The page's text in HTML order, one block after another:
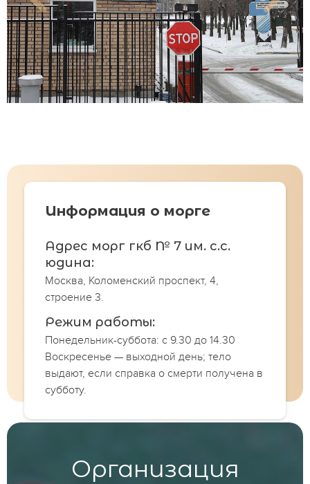
Информация о морге
Адрес морг гкб № 7 им. с.с.
юдина:
Москва, Коломенский проспект, 4,
строение 3.
Режим работы:
Понедельник-суббота: с 9.30 до 14.30
Воскресенье — выходной день; тело
выдают, если справка о смерти получена в
субботу.
Организация